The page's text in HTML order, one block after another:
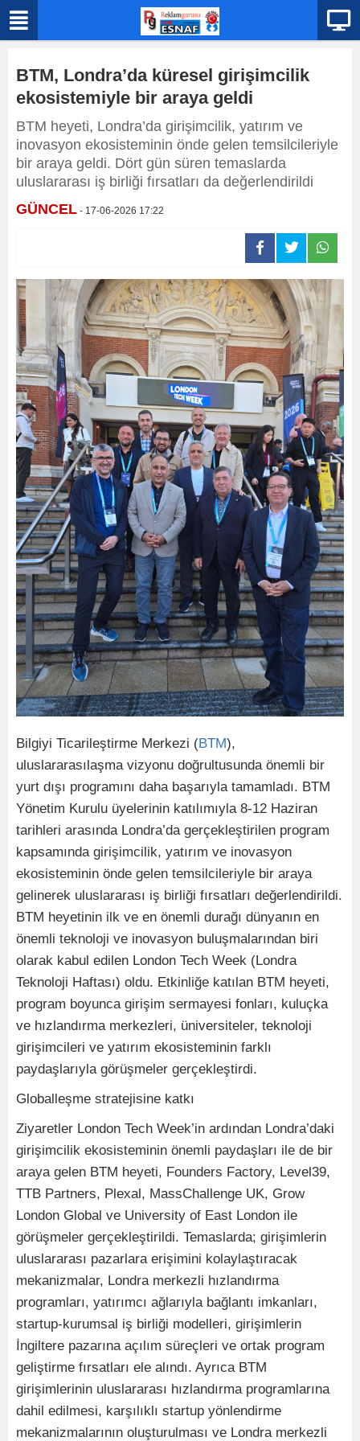
BTM, Londra’da küresel girişimcilik
ekosistemiyle bir araya geldi
BTM heyeti, Londra’da girişimcilik, yatırım ve
inovasyon ekosisteminin önde gelen temsilcileriyle
bir araya geldi. Dört gün süren temaslarda
uluslararası iş birliği fırsatları da değerlendirildi
GÜNCEL - 17-06-2026 17:22
Bilgiyi Ticarileştirme Merkezi (BTM),
uluslararasılaşma vizyonu doğrultusunda önemli bir
yurt dışı programını daha başarıyla tamamladı. BTM
Yönetim Kurulu üyelerinin katılımıyla 8-12 Haziran
tarihleri arasında Londra’da gerçekleştirilen program
kapsamında girişimcilik, yatırım ve inovasyon
ekosisteminin önde gelen temsilcileriyle bir araya
gelinerek uluslararası iş birliği fırsatları değerlendirildi.
BTM heyetinin ilk ve en önemli durağı dünyanın en
önemli teknoloji ve inovasyon buluşmalarından biri
olarak kabul edilen London Tech Week (Londra
Teknoloji Haftası) oldu. Etkinliğe katılan BTM heyeti,
program boyunca girişim sermayesi fonları, kuluçka
ve hızlandırma merkezleri, üniversiteler, teknoloji
girişimcileri ve yatırım ekosisteminin farklı
paydaşlarıyla görüşmeler gerçekleştirdi.
Globalleşme stratejisine katkı
Ziyaretler London Tech Week’in ardından Londra’daki
girişimcilik ekosisteminin önemli paydaşları ile de bir
araya gelen BTM heyeti, Founders Factory, Level39,
TTB Partners, Plexal, MassChallenge UK, Grow
London Global ve University of East London ile
görüşmeler gerçekleştirildi. Temaslarda; girişimlerin
uluslararası pazarlara erişimini kolaylaştıracak
mekanizmalar, Londra merkezli hızlandırma
programları, yatırımcı ağlarıyla bağlantı imkanları,
startup-kurumsal iş birliği modelleri, girişimlerin
İngiltere pazarına açılım süreçleri ve ortak program
geliştirme fırsatları ele alındı. Ayrıca BTM
girişimlerinin uluslararası hızlandırma programlarına
dahil edilmesi, karşılıklı startup yönlendirme
mekanizmalarının oluşturulması ve Londra merkezli